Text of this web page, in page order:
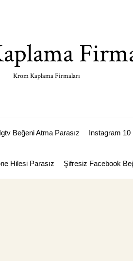
Krom Kaplama Firmaları
Igtv Beğeni Atma Parasız Instagram 10
Hilesi Parasız Şifresiz Facebook